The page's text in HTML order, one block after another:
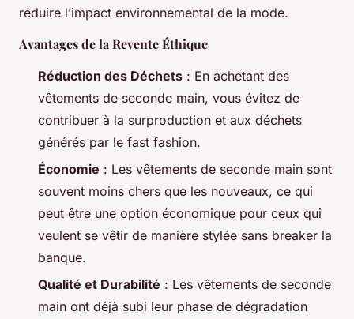
réduire l’impact environnemental de la mode.
Avantages de la Revente Éthique
Réduction des Déchets : En achetant des
vêtements de seconde main, vous évitez de
contribuer à la surproduction et aux déchets
générés par le fast fashion.
Économie : Les vêtements de seconde main sont
souvent moins chers que les nouveaux, ce qui
peut être une option économique pour ceux qui
veulent se vêtir de manière stylée sans breaker la
banque.
Qualité et Durabilité : Les vêtements de seconde
main ont déjà subi leur phase de dégradation